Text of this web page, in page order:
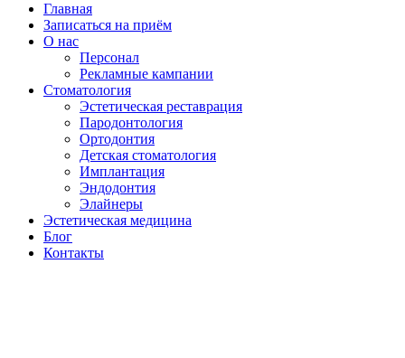
Главная
Записаться на приём
О нас
Персонал
Рекламные кампании
Стоматология
Эстетическая реставрация
Пародонтология
Ортодонтия
Детская стоматология
Имплантация
Эндодонтия
Элайнеры
Эстетическая медицина
Блог
Контакты